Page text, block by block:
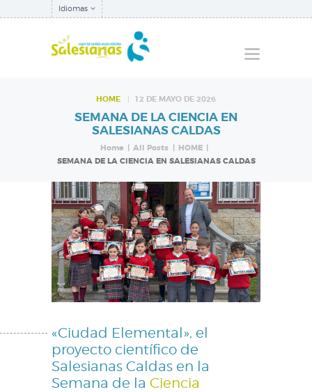
Idiomas
HOME 12 DE MAYO DE 2026
SEMANA DE LA CIENCIA EN
SALESIANAS CALDAS
Home All Posts
HOME
SEMANA DE LA CIENCIA EN SALESIANAS CALDAS
QUIÉNES SOMOS
NUESTRA
INSPECTORÍA
QUÉ HACEMOS
NOTICIAS
«Ciudad Elemental», el
proyecto científico de
Salesianas Caldas en la
Semana de la Ciencia